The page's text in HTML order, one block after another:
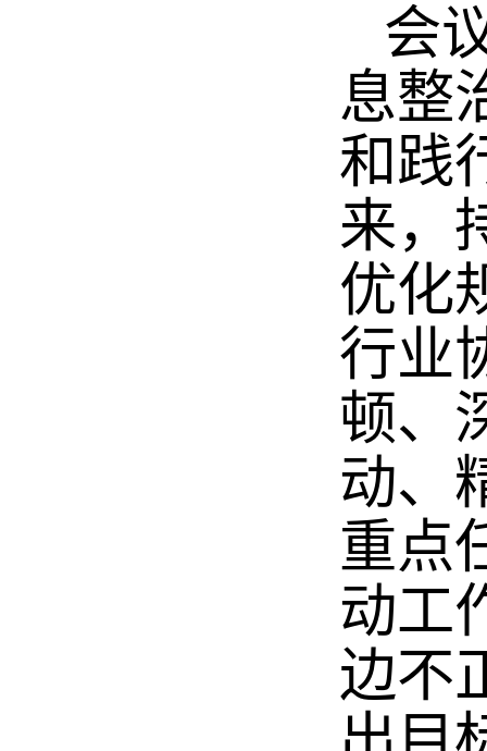
会
息整
和践
来，
优化
行业
顿、
动、
重点
动工
边不